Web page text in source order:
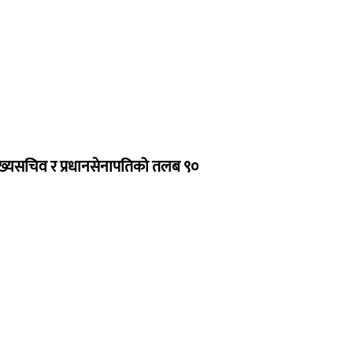
र प्रधानसेनापतिको तलब ९०